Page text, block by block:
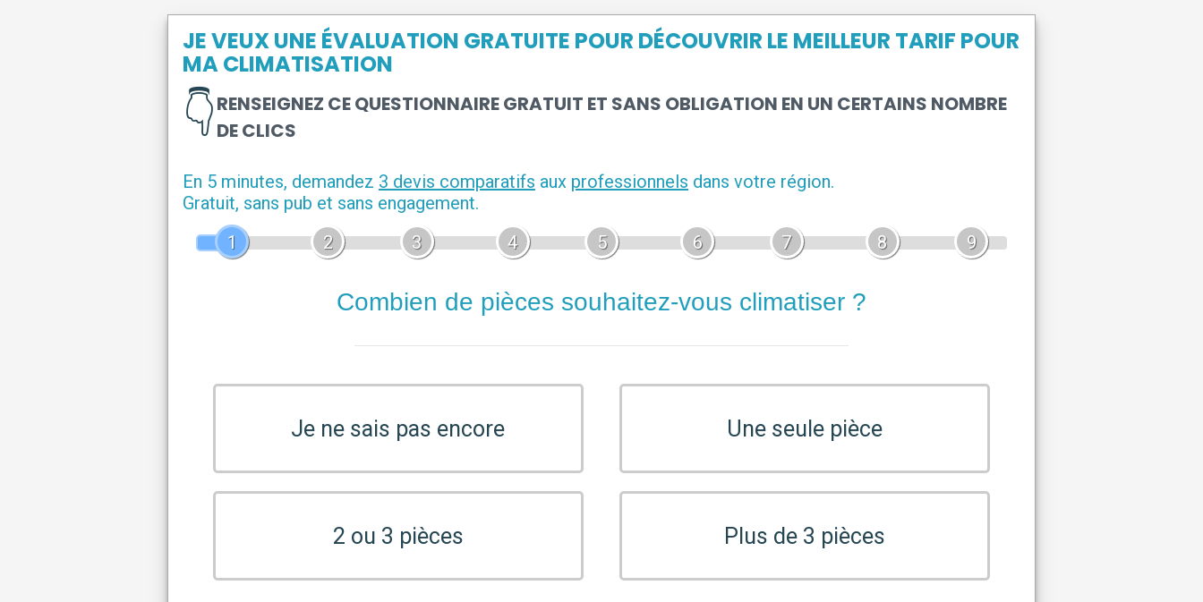
JE VEUX UNE ÉVALUATION GRATUITE POUR DÉCOUVRIR LE MEILLEUR TARIF POUR
MA CLIMATISATION
RENSEIGNEZ CE QUESTIONNAIRE GRATUIT ET SANS OBLIGATION EN UN CERTAINS NOMBRE
DE CLICS
👇
En 5 minutes, demandez 3 devis comparatifs aux professionnels dans votre région.
Gratuit, sans pub et sans engagement.
1
2 3 4 5 6 7 8 9
Combien de pièces souhaitez-vous climatiser ?
Je ne sais pas encore Une seule pièce
2 ou 3 pièces Plus de 3 pièces